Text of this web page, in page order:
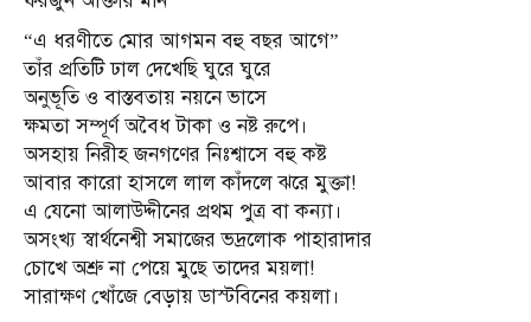
“এ ধরণীতে মোর আগমন বহু বছর আগে”
তাঁর প্রতিটি ঢাল দেখেছি ঘুরে ঘুরে
অনুভূতি ও বাস্তবতায় নয়নে ভাসে
ক্ষমতা সম্পূর্ণ অবৈধ টাকা ও নষ্ট রুপে।
অসহায় নিরীহ জনগণের নিঃশ্বাসে বহু কষ্ট
আবার কারো হাসলে লাল কাঁদলে ঝরে মুক্তা!
এ যেনো আলাউদ্দীনের প্রথম পুত্র বা কন্যা।
অসংখ্য স্বার্থনেশ্বী সমাজের ভদ্রলোক পাহারাদার
চোখে অশ্রু না পেয়ে মুছে তাদের ময়লা!
সারাক্ষণ খোঁজে বেড়ায় ডাস্টবিনের কয়লা।